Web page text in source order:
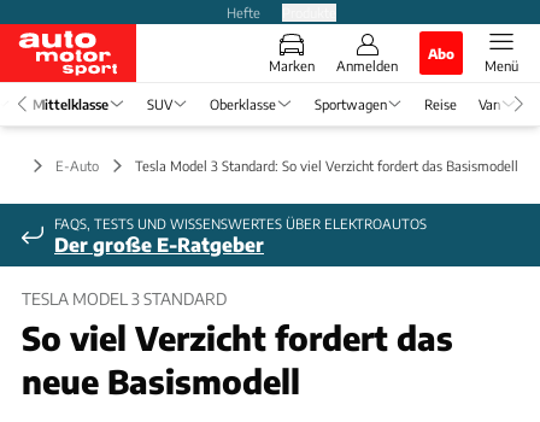
Hefte
Marken Anmelden
Abo
Menü
Mittelklasse SUV Oberklasse Sportwagen Reise Van
E-Auto Tesla Model 3 Standard: So viel Verzicht fordert das Basismodell
FAQS, TESTS UND WISSENSWERTES ÜBER ELEKTROAUTOS
Der große E-Ratgeber
TESLA MODEL 3 STANDARD
So viel Verzicht fordert das
neue Basismodell